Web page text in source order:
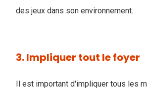
des jeux dans son environnement.
3. Impliquer tout le foyer
Il est important d'impliquer tous les